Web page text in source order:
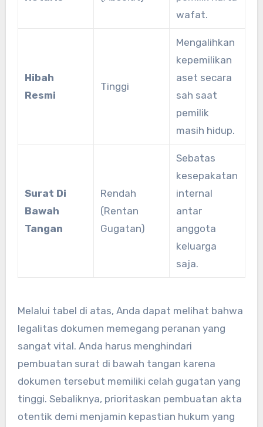
wafat.
Hibah
Resmi
Tinggi
Mengalihkan
kepemilikan
aset secara
sah saat
pemilik
masih hidup.
Surat Di
Bawah
Tangan
Rendah
(Rentan
Gugatan)
Sebatas
kesepakatan
internal
antar
anggota
keluarga
saja.
Melalui tabel di atas, Anda dapat melihat bahwa
legalitas dokumen memegang peranan yang
sangat vital. Anda harus menghindari
pembuatan surat di bawah tangan karena
dokumen tersebut memiliki celah gugatan yang
tinggi. Sebaliknya, prioritaskan pembuatan akta
otentik demi menjamin kepastian hukum yang